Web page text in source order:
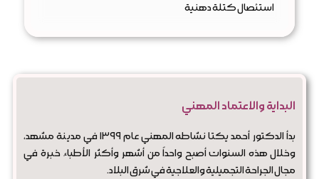
استئصال كتلة دهنية
البداية والاعتماد المهني
بدأ الدكتور أحمد يكتا نشاطه المهني عام ۱۳۹۹ في مدينة مشهد،
وخلال هذه السنوات أصبح واحداً من أشهر وأكثر الأطباء خبرة في
مجال الجراحة التجميلية والعلاجية في شرق البلاد.